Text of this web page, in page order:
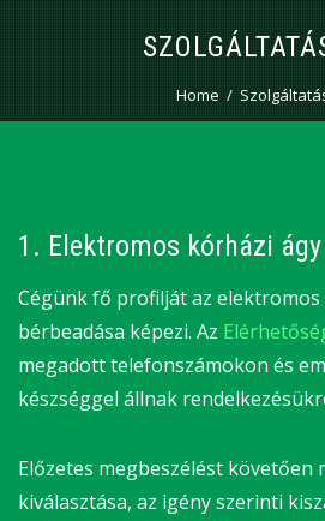
Home
1. Elektromos kórházi
Cégünk fő profilját az
bérbeadása képezi. Az
megadott telefonszámokon és
készséggel állnak
Előzetes megbeszélést követően
kiválasztása, az igény szerinti